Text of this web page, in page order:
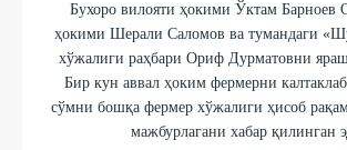
Бухоро вилояти ҳокими Ўктам Барноев
ҳокими Шерали Саломов ва тумандаги
хўжалиги раҳбари Ориф Дурматовни
Бир кун аввал ҳоким фермерни
сўмни бошқа фермер хўжалиги ҳисоб
мажбурлагани хабар қилинган